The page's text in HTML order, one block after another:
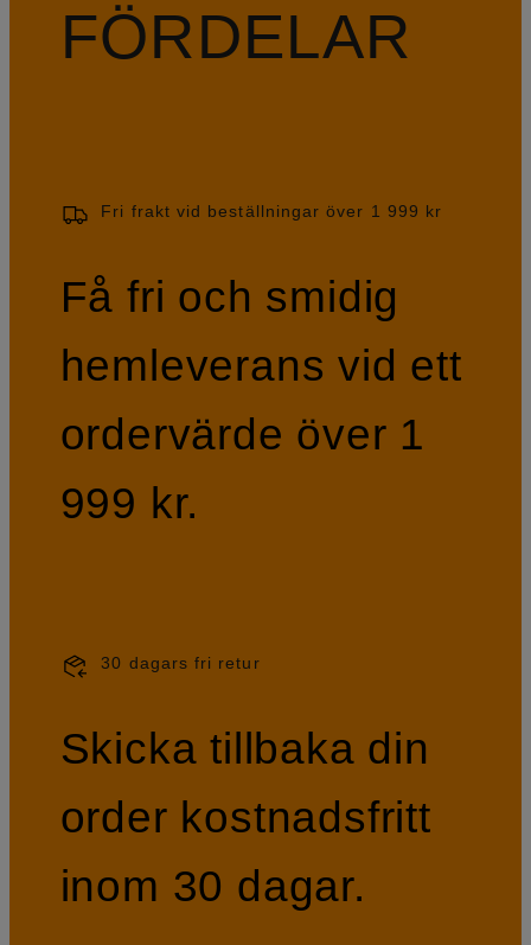
FÖRDELAR
Fri frakt vid beställningar över 1 999 kr
Få fri och smidig
hemleverans vid ett
ordervärde över 1
999 kr.
30 dagars fri retur
Skicka tillbaka din
order kostnadsfritt
inom 30 dagar.